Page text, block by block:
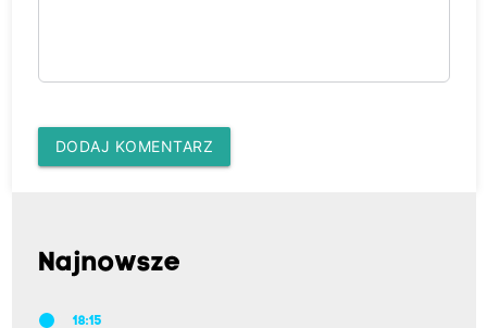
DODAJ KOMENTARZ
Najnowsze
18:15